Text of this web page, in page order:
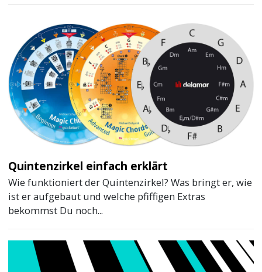
Quintenzirkel einfach erklärt
Wie funktioniert der Quintenzirkel? Was bringt er, wie
ist er aufgebaut und welche pfiffigen Extras
bekommst Du noch...